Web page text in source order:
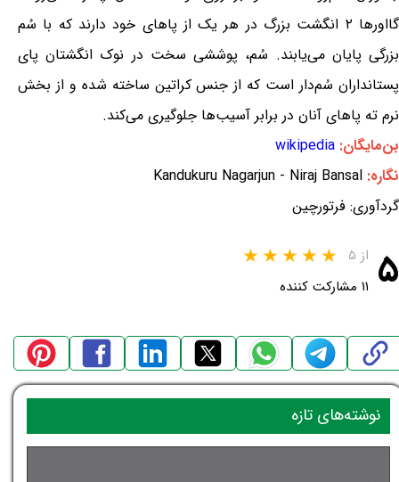
گااورها ۲ انگشت بزرگ در هر یک از پاهای خود دارند که با سُم
بزرگی پایان می‌یابند. سُم، پوششی سخت در نوک انگشتان پای
پستانداران سُم‌دار است که از جنس کراتین ساخته شده و از بخش
نرم ته پاهای آنان در برابر آسیب‌ها جلوگیری می‌کند.
بن‌مایگان: wikipedia
نگاره: Kandukuru Nagarjun - Niraj Bansal
گردآوری: فرتورچین
۵ از ۵
۱۱ مشارکت کننده
نوشته‌های تازه